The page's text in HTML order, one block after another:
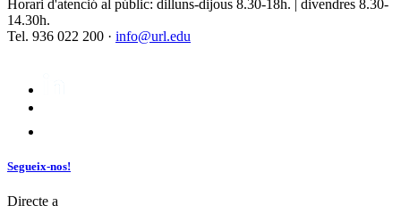
Horari d'atenció al públic: dilluns-dijous 8.30-18h. | divendres 8.30-
14.30h.
Tel. 936 022 200 · info@url.edu
Segueix-nos!
Directe a